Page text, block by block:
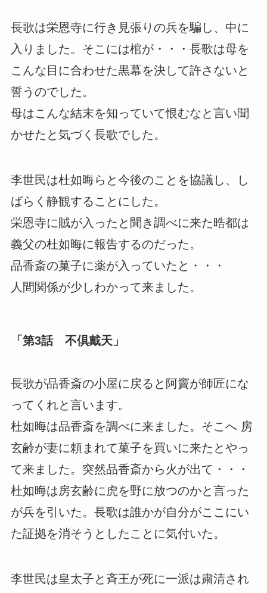
長歌は栄恩寺に行き見張りの兵を騙し、中に
入りました。そこには棺が・・・長歌は母を
こんな目に合わせた黒幕を決して許さないと
誓うのでした。
母はこんな結末を知っていて恨むなと言い聞
かせたと気づく長歌でした。
李世民は杜如晦らと今後のことを協議し、し
ばらく静観することにした。
栄恩寺に賊が入ったと聞き調べに来た晧都は
義父の杜如晦に報告するのだった。
品香斎の菓子に薬が入っていたと・・・
人間関係が少しわかって来ました。
「第3話 不倶戴天」
長歌が品香斎の小屋に戻ると阿竇が師匠にな
ってくれと言います。
杜如晦は品香斎を調べに来ました。そこへ 房
玄齢が妻に頼まれて菓子を買いに来たとやっ
て来ました。突然品香斎から火が出て・・・
杜如晦は房玄齢に虎を野に放つのかと言った
が兵を引いた。長歌は誰かが自分がここにい
た証拠を消そうとしたことに気付いた。
李世民は皇太子と斉王が死に一派は粛清され